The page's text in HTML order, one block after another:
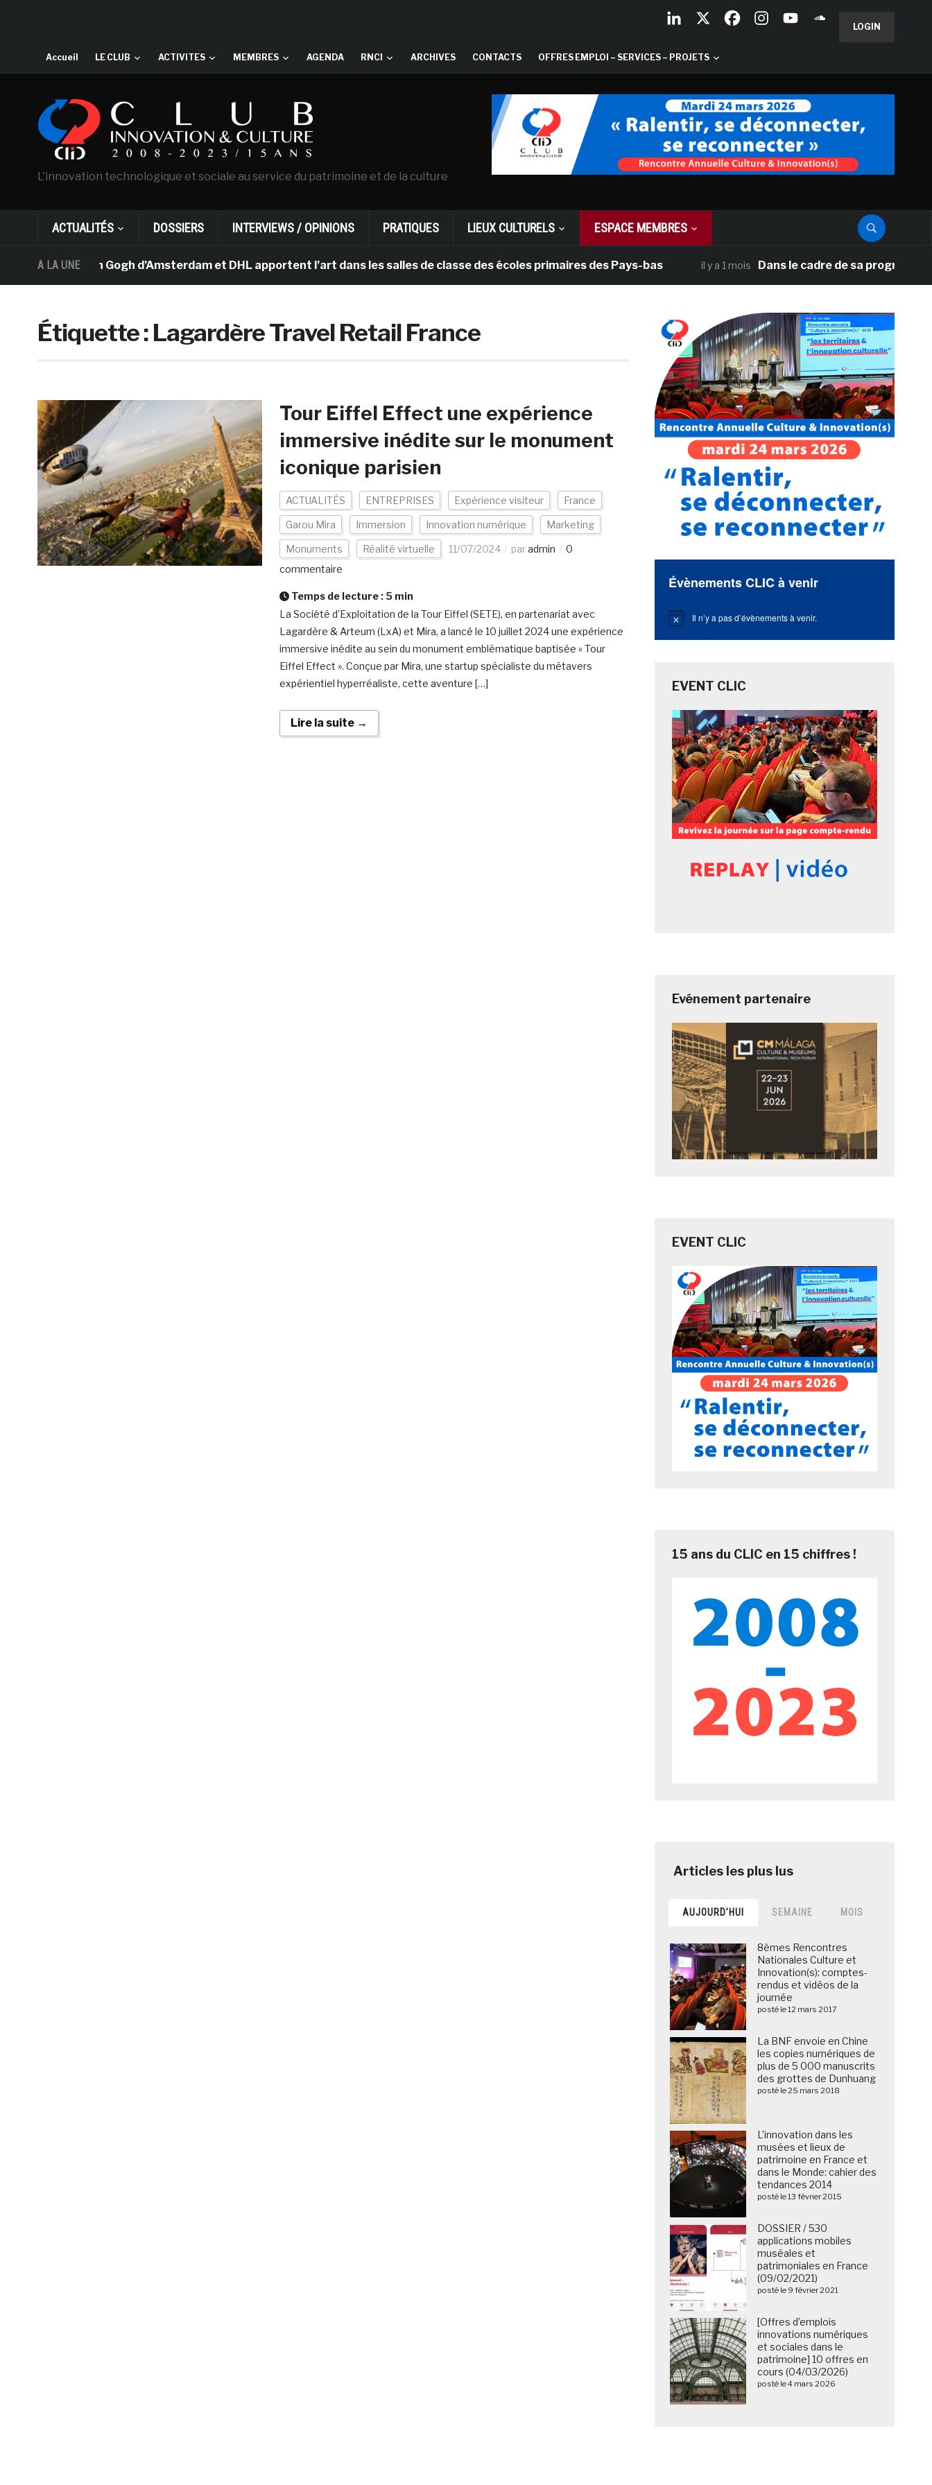
LOGIN
Accueil LE CLUB ACTIVITES MEMBRES AGENDA RNCI ARCHIVES CONTACTS OFFRES EMPLOI – SERVICES – PROJETS
L'innovation technologique et sociale au service du patrimoine et de la culture
ACTUALITÉS DOSSIERS INTERVIEWS / OPINIONS PRATIQUES LIEUX CULTURELS ESPACE MEMBRES
A LA UNE
musée Van Gogh d’Amsterdam et DHL apportent l’art dans les salles de classe des écoles primaires des Pays-bas il y a 1 mois Dans le cadre de sa programmation
Étiquette :Lagardère Travel Retail France
Tour Eiffel Effect une expérience
immersive inédite sur le monument
iconique parisien
ACTUALITÉS ENTREPRISES Expérience visiteur France
Garou Mira Immersion Innovation numérique Marketing
Monuments Réalité virtuelle 11/07/2024 paradmin
0
commentaire
Temps de lecture : 5 min
La Société d’Exploitation de la Tour Eiffel (SETE), en partenariat avec
Lagardère & Arteum (LxA) et Mira, a lancé le 10 juillet 2024 une expérience
immersive inédite au sein du monument emblématique baptisée « Tour
Eiffel Effect ». Conçue par Mira, une startup spécialiste du métavers
expérientiel hyperréaliste, cette aventure […]
Lire la suite →
Évènements CLIC à venir
Notice Il n’y a pas d’évènements à venir.
EVENT CLIC
Evénement partenaire
EVENT CLIC
15 ans du CLIC en 15 chiffres !
AUJOURD’HUI SEMAINE MOIS
8èmes Rencontres
Nationales Culture et
Innovation(s): comptes-
rendus et vidéos de la
journée
posté le 12 mars 2017
La BNF envoie en Chine
les copies numériques de
plus de 5 000 manuscrits
des grottes de Dunhuang
posté le 25 mars 2018
L’innovation dans les
musées et lieux de
patrimoine en France et
dans le Monde: cahier des
tendances 2014
posté le 13 février 2015
DOSSIER / 530
applications mobiles
muséales et
patrimoniales en France
(09/02/2021)
posté le 9 février 2021
[Offres d’emplois
innovations numériques
et sociales dans le
patrimoine] 10 offres en
cours (04/03/2026)
posté le 4 mars 2026